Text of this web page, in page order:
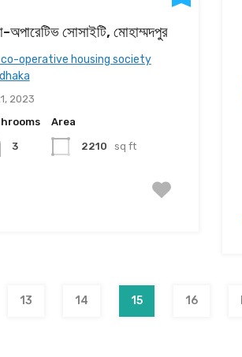
সোসাইটি, মোহাম্মদপুর
operative housing society
2023
3
Area
2210 sq ft
13 14 15 16